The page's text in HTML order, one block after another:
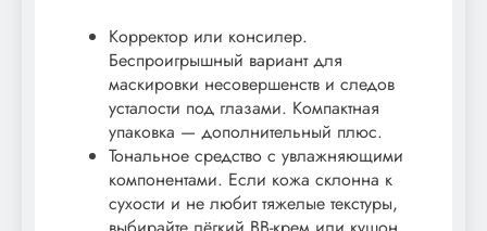
Корректор или консилер.
Беспроигрышный вариант для
маскировки несовершенств и следов
усталости под глазами. Компактная
упаковка — дополнительный плюс.
Тональное средство с увлажняющими
компонентами. Если кожа склонна к
сухости и не любит тяжелые текстуры,